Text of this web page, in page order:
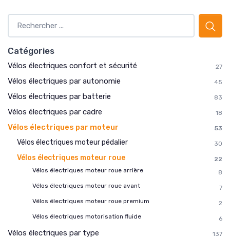
Catégories
Vélos électriques confort et sécurité 27
Vélos électriques par autonomie 45
Vélos électriques par batterie 83
Vélos électriques par cadre 18
Vélos électriques par moteur 53
Vélos électriques moteur pédalier 30
Vélos électriques moteur roue
22
Vélos électriques moteur roue arrière
8
Vélos électriques moteur roue avant
7
Vélos électriques moteur roue premium
2
Vélos électriques motorisation fluide
6
Vélos électriques par type 137